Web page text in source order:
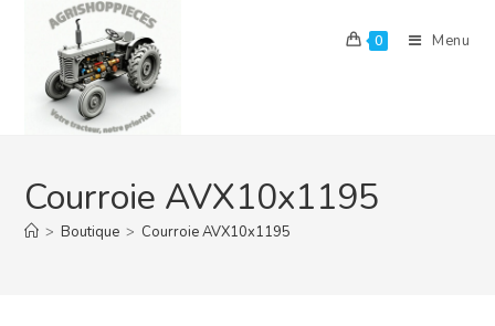
content
0 Menu
Courroie AVX10x1195
> Boutique > Courroie AVX10x1195